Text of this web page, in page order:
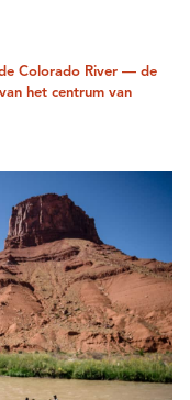
Colorado River — de
het centrum van